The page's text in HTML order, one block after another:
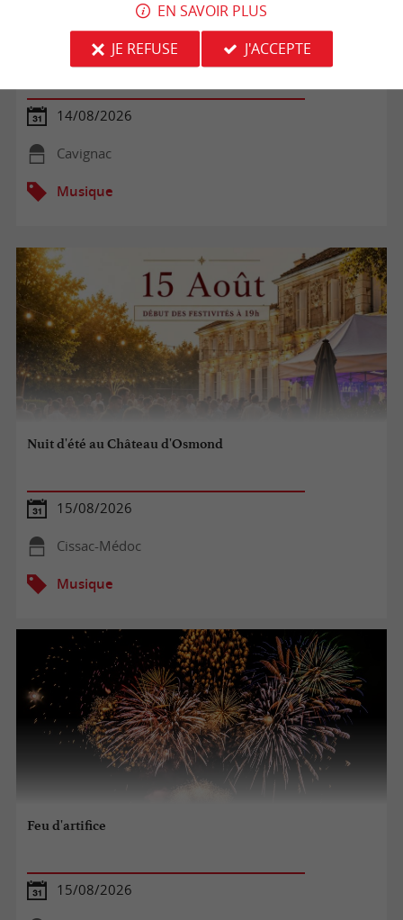
Les soirées conviviales de L'Olivade
14/08/2026
Cavignac
Musique
Nuit d'été au Château d'Osmond
15/08/2026
Cissac-Médoc
Musique
Feu d'artifice
15/08/2026
EN SAVOIR PLUS
JE REFUSE
J'ACCEPTE